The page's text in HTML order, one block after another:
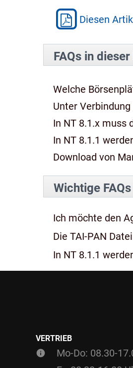
Diesen
FAQs in
Welche
Unter
In NT 8.1.x muss
In NT 8.1.1
Download von
Wichtige FAQs
Ich möchte den
Die TAI-PAN
In NT 8.1.1
VERTRIEB
Mo-Do: 08.30-